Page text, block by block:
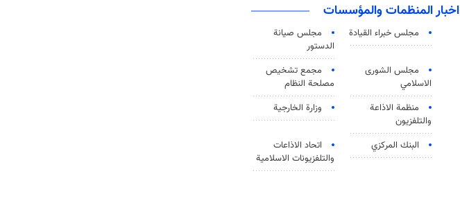
اخبار المنظمات والمؤسسات
مجلس خبراء القيادة
مجلس صيانة
الدستور
مجلس الشورى
الاسلامي
مجمع تشخيص
مصلحة النظام
منظمة الاذاعة
والتلفزیون
وزارة الخارجية
البنك المركزي
اتحاد الاذاعات
والتلفزيونات الاسلامية